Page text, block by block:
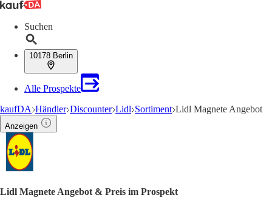
Suchen
10178 Berlin
Alle Prospekte
kaufDA Händler Discounter Lidl Sortiment Lidl Magnete Angebot
Anzeigen
Lidl Magnete Angebot & Preis im Prospekt